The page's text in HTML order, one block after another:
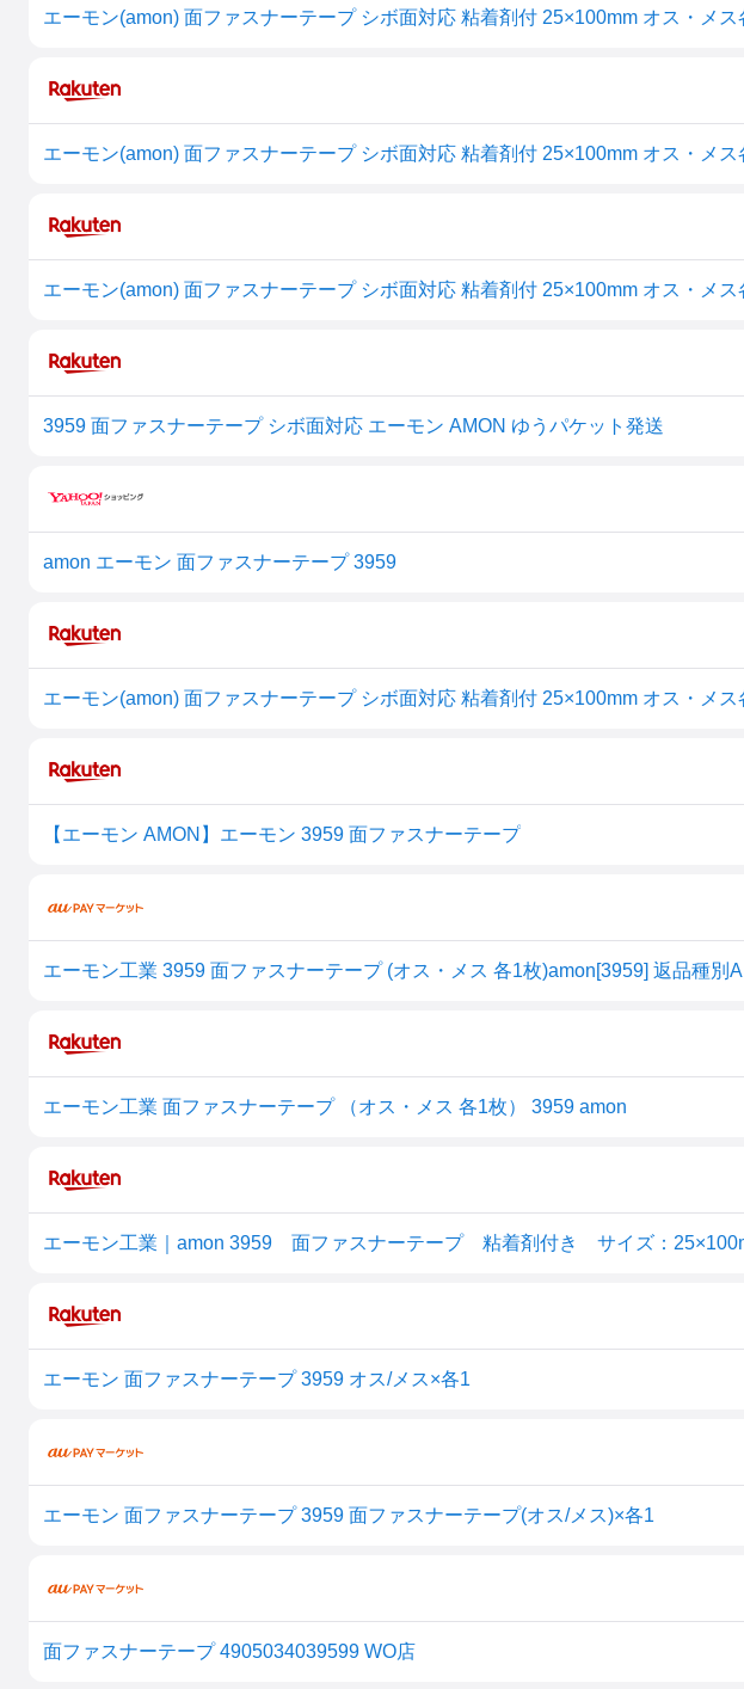
3959 面ファスナーテープ シボ面対応 エーモン AMON ゆうパケット発送
amon エーモン 面ファスナーテープ 3959
【エーモン AMON】エーモン 3959 面ファスナーテープ
エーモン工業 3959 面ファスナーテープ (オス・メス 各1枚)amon[3959] 返品種別A
エーモン工業 面ファスナーテープ （オス・メス 各1枚） 3959 amon
エーモン 面ファスナーテープ 3959 オス/メス×各1
エーモン 面ファスナーテープ 3959 面ファスナーテープ(オス/メス)×各1
面ファスナーテープ 4905034039599 WO店